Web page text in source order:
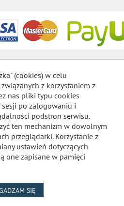
(cookies) w celu
z korzystaniem z
nas pliki typu cookies
po zalogowaniu i
podstron serwisu.
ten mechanizm w dowolnym
przeglądarki. Korzystanie z
ustawień dotyczących
one zapisane w pamięci
SIĘ